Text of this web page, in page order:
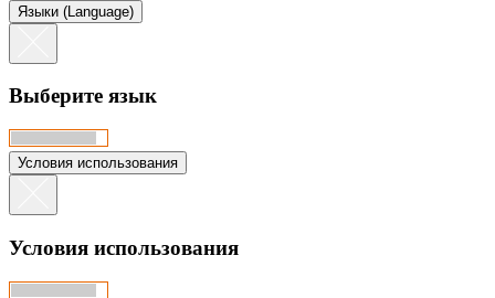
Языки (Language)
Выберите язык
Условия использования
Условия использования